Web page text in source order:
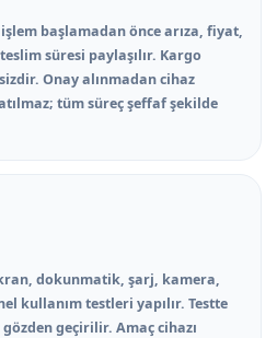
başlamadan önce arıza, fiyat,
süresi paylaşılır. Kargo
Onay alınmadan cihaz
tüm süreç şeffaf şekilde
dokunmatik, şarj, kamera,
kullanım testleri yapılır. Testte
geçirilir. Amaç cihazı